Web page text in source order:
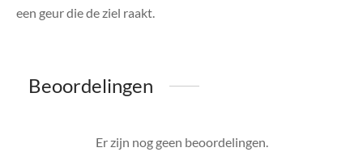
een geur die de ziel raakt.
Beoordelingen
Er zijn nog geen beoordelingen.